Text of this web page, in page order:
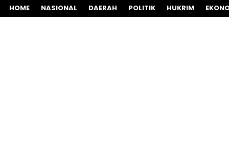
HOME NASIONAL DAERAH POLITIK HUKRIM